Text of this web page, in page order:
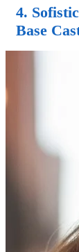
4.
Base